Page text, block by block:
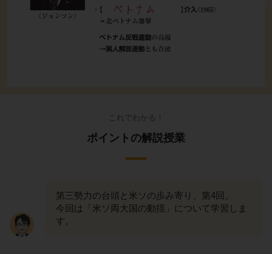
これでわかる！
ポイントの解説授業
第三勢力の台頭と米ソの歩み寄り、第4回。
今回は「米ソ両大国の動揺」について学習しま
す。